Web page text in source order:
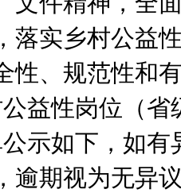
落实乡村公益
性、规范性和
公益性岗位（
示如下， 如有
，逾期视为无异